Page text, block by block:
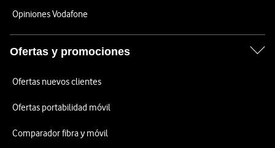
Opiniones Vodafone
Ofertas y promociones
Ofertas nuevos clientes
Ofertas portabilidad móvil
Comparador fibra y móvil